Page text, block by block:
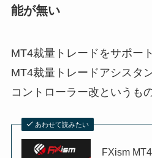
能が無い
MT4裁量トレードをサポー
MT4裁量トレードアシスタ
コントローラー改というも
あわせて読みたい
FXism